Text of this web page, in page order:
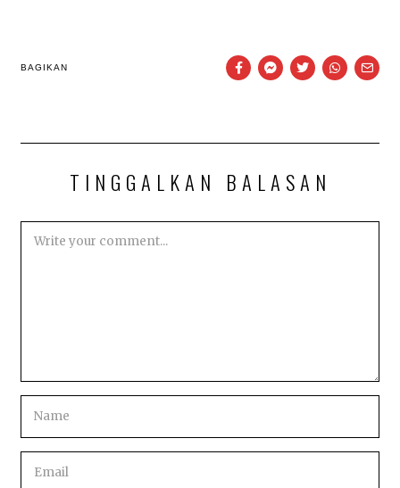
BAGIKAN
TINGGALKAN BALASAN